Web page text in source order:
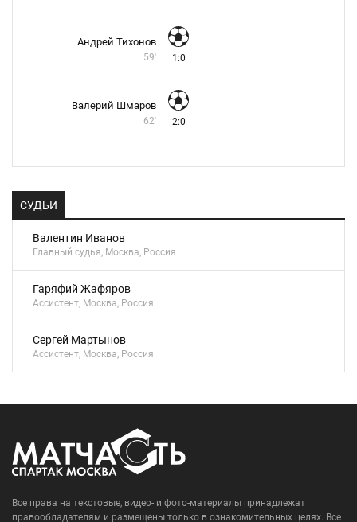
Андрей Тихонов
59' 1:0
Валерий Шмаров
62' 2:0
СУДЬИ
Валентин Иванов
Главный судья, Москва, Россия
Гаряфий Жафяров
Ассистент, Москва, Россия
Сергей Мартынов
Ассистент, Москва, Россия
Все права на текстовые, видео- и фото-материалы принадлежат
правообладателям и размещены только в ознакомительных целях. Все